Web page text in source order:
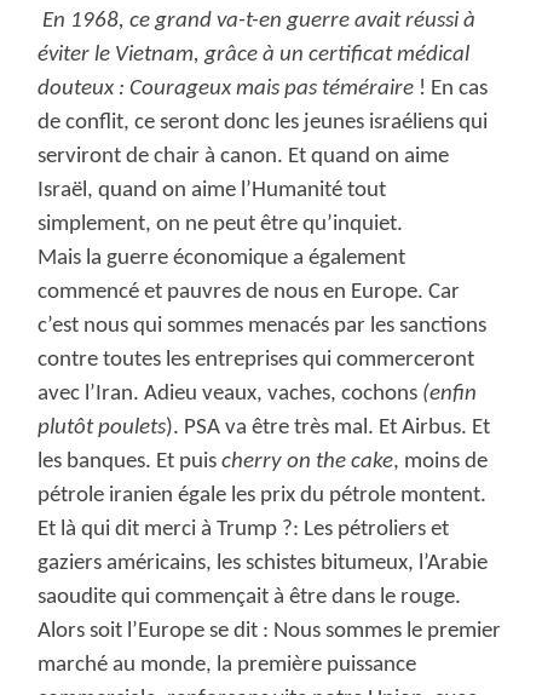
En 1968, ce grand va-t-en guerre avait réussi à
éviter le Vietnam, grâce à un certificat médical
douteux : Courageux mais pas téméraire ! En cas
de conflit, ce seront donc les jeunes israéliens qui
serviront de chair à canon. Et quand on aime
Israël, quand on aime l’Humanité tout
simplement, on ne peut être qu’inquiet.
Mais la guerre économique a également
commencé et pauvres de nous en Europe. Car
c’est nous qui sommes menacés par les sanctions
contre toutes les entreprises qui commerceront
avec l’Iran. Adieu veaux, vaches, cochons (enfin
plutôt poulets). PSA va être très mal. Et Airbus. Et
les banques. Et puischerry on the cake, moins de
pétrole iranien égale les prix du pétrole montent.
Et là qui dit merci à Trump ?: Les pétroliers et
gaziers américains, les schistes bitumeux, l’Arabie
saoudite qui commençait à être dans le rouge.
Alors soit l’Europe se dit : Nous sommes le premier
marché au monde, la première puissance